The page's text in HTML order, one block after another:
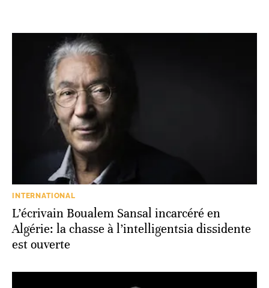
INTERNATIONAL
L’écrivain Boualem Sansal incarcéré en
Algérie: la chasse à l’intelligentsia dissidente
est ouverte